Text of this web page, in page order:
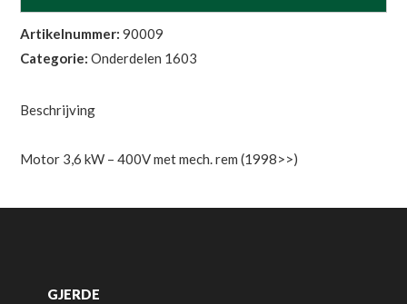
Artikelnummer:90009
Categorie:Onderdelen 1603
Beschrijving
Motor 3,6 kW – 400V met mech. rem (1998>>)
GJERDE